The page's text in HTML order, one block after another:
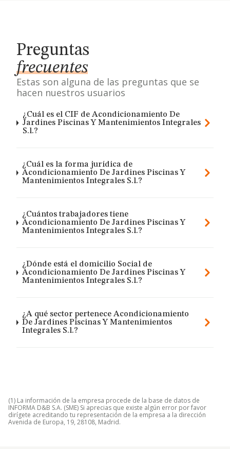
Preguntas
frecuentes
Estas son alguna de las preguntas que se
hacen nuestros usuarios
¿Cuál es el CIF de Acondicionamiento De
Jardines Piscinas Y Mantenimientos Integrales
S.l.?
¿Cuál es la forma jurídica de
Acondicionamiento De Jardines Piscinas Y
Mantenimientos Integrales S.l.?
¿Cuántos trabajadores tiene
Acondicionamiento De Jardines Piscinas Y
Mantenimientos Integrales S.l.?
¿Dónde está el domicilio Social de
Acondicionamiento De Jardines Piscinas Y
Mantenimientos Integrales S.l.?
¿A qué sector pertenece Acondicionamiento
De Jardines Piscinas Y Mantenimientos
Integrales S.l.?
(1) La información de la empresa procede de la base de datos de
INFORMA D&B S.A. (SME) Si aprecias que existe algún error por favor
dirígete acreditando tu representación de la empresa a la dirección
Avenida de Europa, 19, 28108, Madrid.